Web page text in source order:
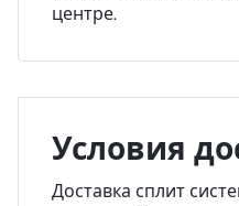
центре.
Условия
Доставка сплит